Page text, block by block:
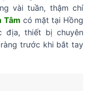
vài tuần, thậm chí
Tâm có mặt tại Hồng
địa, thiết bị chuyên
trước khi bắt tay